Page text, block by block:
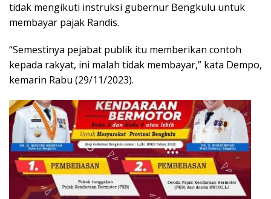
tidak mengikuti instruksi gubernur Bengkulu untuk
membayar pajak Randis.
“Semestinya pejabat publik itu memberikan contoh
kepada rakyat, ini malah tidak membayar,” kata Dempo,
kemarin Rabu (29/11/2023).